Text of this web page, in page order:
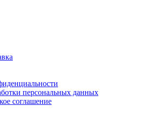
персональных данных
соглашение